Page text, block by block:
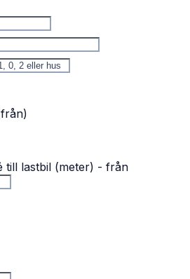
till lastbil (meter) - från